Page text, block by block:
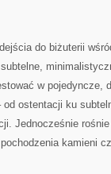
do biżuterii
w pojedyncze,
ostentacji ku
Jednocześnie
kamieni